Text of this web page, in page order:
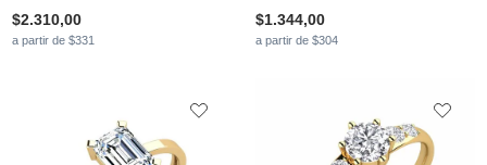
$2.310,00
a partir de $331
$1.344,00
a partir de $304